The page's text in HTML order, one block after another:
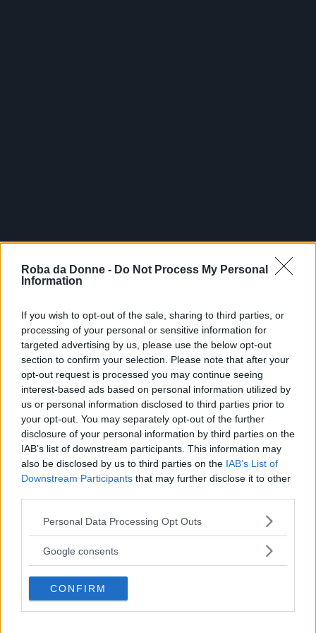
Roba da Donne - Do Not Process My Personal
Information
If you wish to opt-out of the sale, sharing to third parties, or
processing of your personal or sensitive information for
targeted advertising by us, please use the below opt-out
section to confirm your selection. Please note that after your
opt-out request is processed you may continue seeing
interest-based ads based on personal information utilized by
us or personal information disclosed to third parties prior to
your opt-out. You may separately opt-out of the further
disclosure of your personal information by third parties on the
IAB’s list of downstream participants. This information may
also be disclosed by us to third parties on the IAB’s List of
Downstream Participants that may further disclose it to other
Please note that this website/app uses one or more Google
not limited to your visit or usage behaviour. You may click to
use your data for below specified purposes in below Google
consent section.
Personal Data Processing Opt Outs
Google consents
CONFIRM
Fonte: @arianagrande
FOTO 1DI 23 INGRANDISCI
Condividi su Facebook